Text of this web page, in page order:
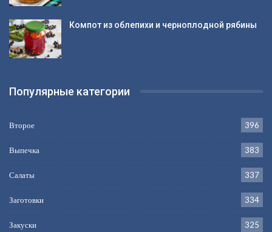
Компот из облепихи и черноплодной рябины
Популярные категории
Второе 396
Выпечка 383
Салаты 337
Заготовки 334
Закуски 325